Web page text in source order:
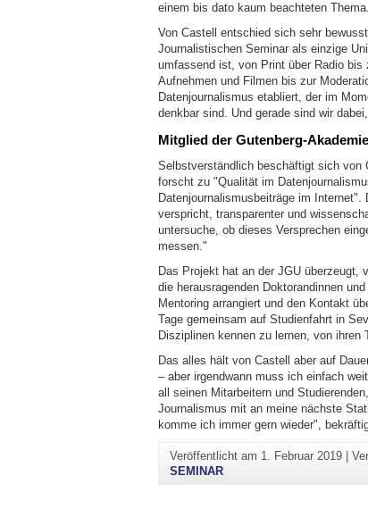
einem bis dato kaum beachteten Thema.
Von Castell entschied sich sehr
Journalistischen Seminar als einzige
umfassend ist, von Print über Radio bis
Aufnehmen und Filmen bis zur
Datenjournalismus etabliert, der im
denkbar sind. Und gerade sind wir
Mitglied der Gutenberg-Akademie
Selbstverständlich beschäftigt sich von
forscht zu "Qualität im
Datenjournalismusbeiträge im
verspricht, transparenter und
untersuche, ob dieses Versprechen
messen."
Das Projekt hat an der JGU überzeugt,
die herausragenden Doktorandinnen
Mentoring arrangiert und den Kontakt
Tage gemeinsam auf Studienfahrt in
Disziplinen kennen zu lernen, von
Das alles hält von Castell aber auf
– aber irgendwann muss ich einfach
all seinen Mitarbeitern und
Journalismus mit an meine nächste
komme ich immer gern wieder",
Veröffentlicht am 1. Februar 2019 |
SEMINAR